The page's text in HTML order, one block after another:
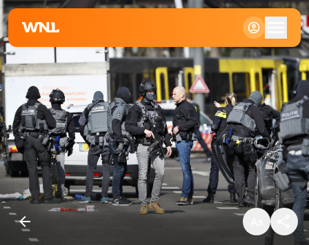
Klein
Standaard
Groot